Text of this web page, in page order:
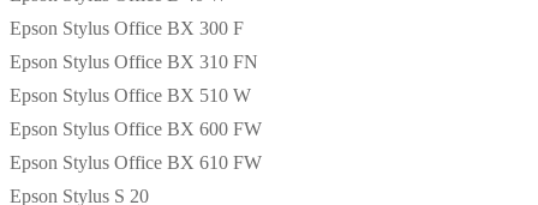
Epson Stylus Office BX 300 F
Epson Stylus Office BX 310 FN
Epson Stylus Office BX 510 W
Epson Stylus Office BX 600 FW
Epson Stylus Office BX 610 FW
Epson Stylus S 20